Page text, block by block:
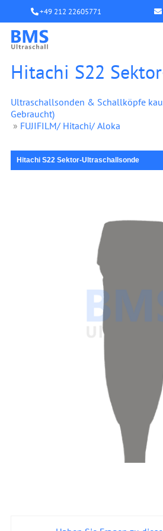
+49 212 22605771
Hitachi S22
Ultraschallsonden & Schallköpfe
Gebraucht)
» FUJIFILM/ Hitachi/ Aloka
Hitachi S22 Sektor-Ultraschallsonde